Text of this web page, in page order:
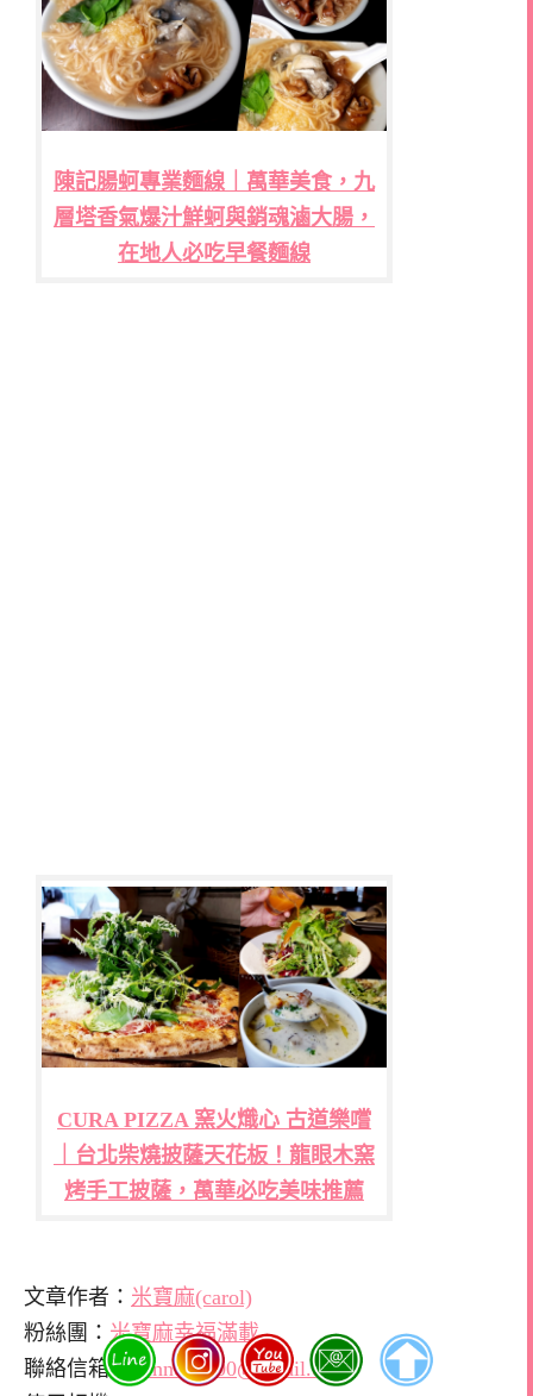
陳記腸蚵專業麵線｜萬華美食，九
層塔香氣爆汁鮮蚵與銷魂滷大腸，
在地人必吃早餐麵線
CURA PIZZA 窯火熾心 古道樂嚐
｜台北柴燒披薩天花板！龍眼木窯
烤手工披薩，萬華必吃美味推薦
文章作者： 米寶麻(carol)
粉絲團： 米寶麻幸福滿載
聯絡信箱：winne33200@gmail.com